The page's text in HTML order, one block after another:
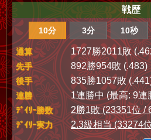
戦歴
10分 3分 10秒
通算 1727勝2011敗
先手 892勝954敗 (.483)
後手 835勝1057敗
連勝 1連勝中 (最高: 9連
ﾃﾞｲﾘｰ勝数 2勝1敗 (23351位 /
ﾃﾞｲﾘｰ実力 2.3級相当 (33274